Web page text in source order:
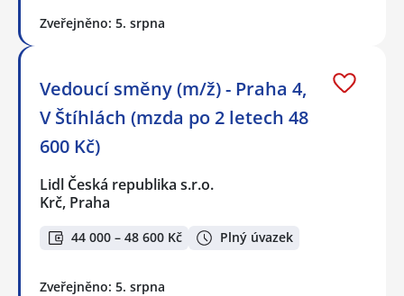
Zveřejněno: 5. srpna
Vedoucí směny (m/ž) - Praha 4,
V Štíhlách (mzda po 2 letech 48
600 Kč)
Lidl Česká republika s.r.o.
Krč, Praha
44 000 – 48 600 Kč Plný úvazek
Zveřejněno: 5. srpna